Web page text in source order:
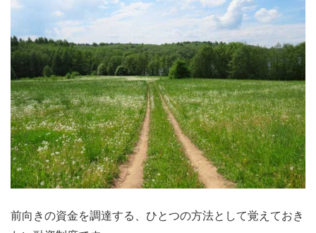
前向きの資金を調達する、ひとつの方法として覚えておき